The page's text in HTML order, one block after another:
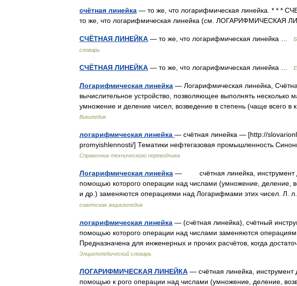
счётная линейка — то же, что логарифмическая линейка. * * *
то же, что логарифмическая линейка (см. ЛОГАРИФМИЧЕСКАЯ
СЧЁТНАЯ ЛИНЕЙКА — то же, что логарифмическая линейка …
словарь
СЧЁТНАЯ ЛИНЕЙКА — то же, что логарифмическая линейка …
Логарифмическая линейка — Логарифмическая линейка,
вычислительное устройство, позволяющее выполнять несколько
умножение и деление чисел, возведение в степень (чаще всего
Википедия
логарифмическая линейка — счётная линейка — [http://
promyishlennosti/] Тематики нефтегазовая промышленность
Справочник технического переводчика
Логарифмическая линейка — счётная линейка, инструмент
помощью которого операции над числами (умножение, деление,
и др.) заменяются операциями над Логарифмами этих чисел. Л.
советская энциклопедия
логарифмическая линейка — (счётная линейка), счётный
помощью которого операции над числами заменяются
Предназначена для инженерных и прочих расчётов, когда
Энциклопедический словарь
ЛОГАРИФМИЧЕСКАЯ ЛИНЕЙКА — счётная линейка,
помощью к рого операции над числами (умножение, деление,